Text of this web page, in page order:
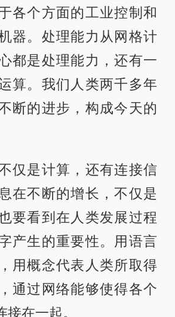
各个方面的工业控制和
器。处理能力从网格计
都是处理能力，还有一
算。我们人类两千多年
断的进步，构成今天的
仅是计算，还有连接信
在不断的增长，不仅是
要看到在人类发展过程
产生的重要性。用语言
用概念代表人类所取得
通过网络能够使得各个
在一起。